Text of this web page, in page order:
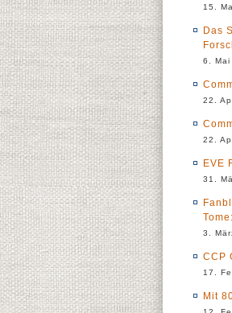
15.
Das
6.
22.
22.
EVE
31.
3.
CCP
17.
Mit